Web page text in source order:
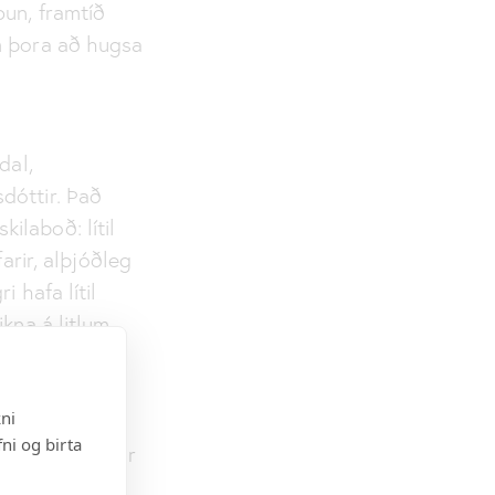
framtíð
að hugsa
Það
lítil
alþjóðleg
hafa lítil
á litlum
til að
í Færeyjum er
aðeins
og birta